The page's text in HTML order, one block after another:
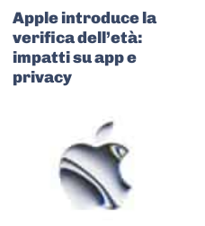
Apple introduce la
verifica dell’età:
impatti su app e
privacy